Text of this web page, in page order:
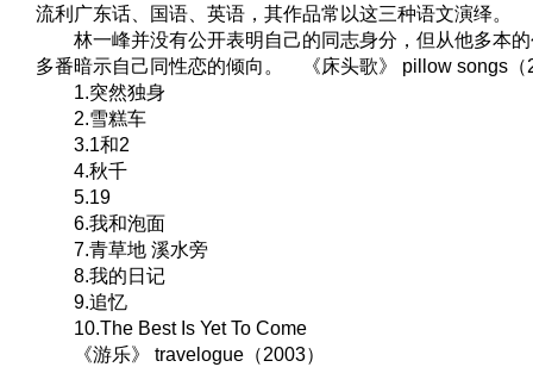
流利广东话、国语、英语，其作品常以这三种语文演绎。
林一峰并没有公开表明自己的同志身分，但从他多本的
多番暗示自己同性恋的倾向。 《床头歌》 pillow songs（
1.突然独身
2.雪糕车
3.1和2
4.秋千
5.19
6.我和泡面
7.青草地 溪水旁
8.我的日记
9.追忆
10.The Best Is Yet To Come
《游乐》 travelogue（2003）